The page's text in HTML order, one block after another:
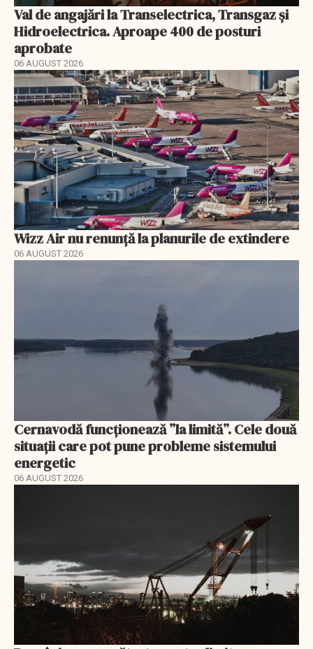
Val de angajări la Transelectrica, Transgaz și
Hidroelectrica. Aproape 400 de posturi
aprobate
06 AUGUST 2026
Wizz Air nu renunță la planurile de extindere
06 AUGUST 2026
Cernavodă funcționează ”la limită”. Cele două
situații care pot pune probleme sistemului
energetic
06 AUGUST 2026